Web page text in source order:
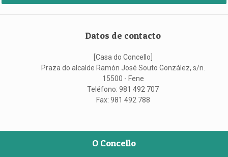
Datos de contacto
[Casa do Concello]
Praza do alcalde Ramón José Souto González, s/n.
15500 - Fene
Teléfono: 981 492 707
Fax: 981 492 788
O Concello